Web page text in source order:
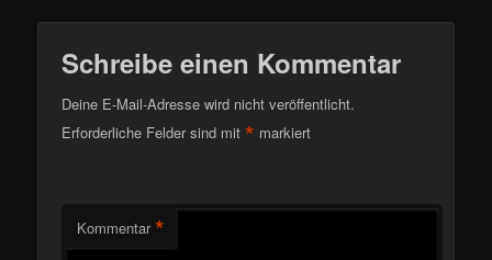
Schreibe einen Kommentar
Deine E-Mail-Adresse wird nicht veröffentlicht.
Erforderliche Felder sind mit* markiert
Kommentar *